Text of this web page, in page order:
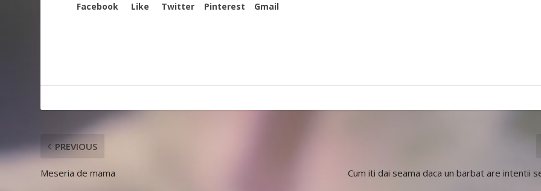
Facebook Like Twitter Pinterest Gmail
PREVIOUS
Meseria de mama Cum iti dai seama daca un barbat are intentii